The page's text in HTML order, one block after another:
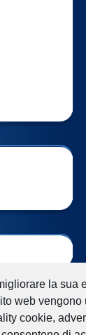
la sua
web vengono
cookie,